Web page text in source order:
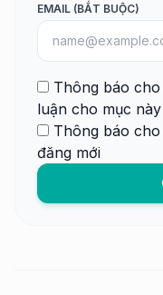
EMAIL (BẮT BUỘC)
Thông báo
luận cho mục này
Thông báo
đăng mới